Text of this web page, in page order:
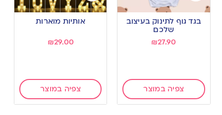
to
wishlist
בגד גוף לתינוק בעיצוב
שלכם
₪27.90
צפיה במוצר
Add
wishlist
אותיות מוארות
₪29.00
צפיה במוצר